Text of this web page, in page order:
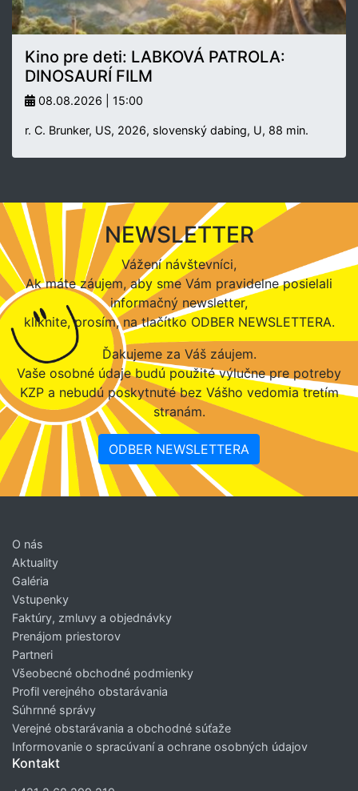
Kino pre deti: LABKOVÁ PATROLA:
DINOSAURÍ FILM
08.08.2026 | 15:00
r. C. Brunker, US, 2026, slovenský dabing, U, 88 min.
NEWSLETTER
Vážení návštevníci,
Ak máte záujem, aby sme Vám pravidelne posielali
informačný newsletter,
kliknite, prosím, na tlačítko ODBER NEWSLETTERA.
Ďakujeme za Váš záujem.
Vaše osobné údaje budú použité výlučne pre potreby
KZP a nebudú poskytnuté bez Vášho vedomia tretím
stranám.
ODBER NEWSLETTERA
O nás
Aktuality
Galéria
Vstupenky
Faktúry, zmluvy a objednávky
Prenájom priestorov
Partneri
Všeobecné obchodné podmienky
Profil verejného obstarávania
Súhrnné správy
Verejné obstarávania a obchodné súťaže
Informovanie o spracúvaní a ochrane osobných údajov
Kontakt